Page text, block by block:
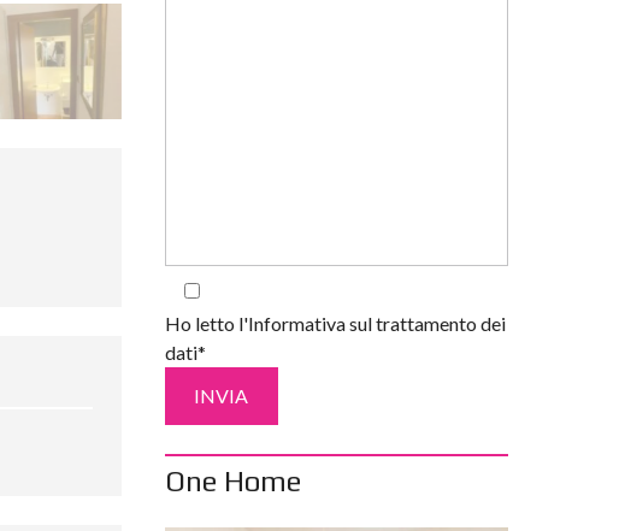
Ho letto l'Informativa sul trattamento dei
dati*
One Home